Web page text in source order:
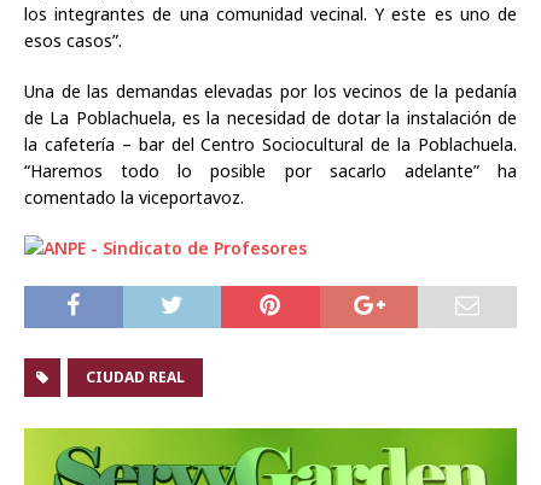
los integrantes de una comunidad vecinal. Y este es uno de
esos casos”.
Una de las demandas elevadas por los vecinos de la pedanía
de La Poblachuela, es la necesidad de dotar la instalación de
la cafetería – bar del Centro Sociocultural de la Poblachuela.
“Haremos todo lo posible por sacarlo adelante” ha
comentado la viceportavoz.
CIUDAD REAL